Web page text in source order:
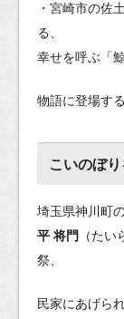
・宮崎市の佐
る、
幸せを呼ぶ「
物語に登場する
こいのぼ
埼玉県神川町
平 将門
（た
祭、
民家にあげら